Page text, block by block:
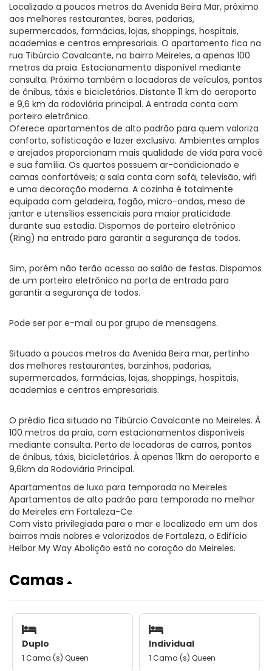
Localizado a poucos metros da Avenida Beira Mar, próximo
aos melhores restaurantes, bares, padarias,
supermercados, farmácias, lojas, shoppings, hospitais,
academias e centros empresariais. O apartamento fica na
rua Tibúrcio Cavalcante, no bairro Meireles, a apenas 100
metros da praia. Estacionamento disponível mediante
consulta. Próximo também a locadoras de veículos, pontos
de ônibus, táxis e bicicletários. Distante 11 km do aeroporto
e 9,6 km da rodoviária principal. A entrada conta com
porteiro eletrônico.
Oferece apartamentos de alto padrão para quem valoriza
conforto, sofisticação e lazer exclusivo. Ambientes amplos
e arejados proporcionam mais qualidade de vida para você
e sua família. Os quartos possuem ar-condicionado e
camas confortáveis; a sala conta com sofá, televisão, wifi
e uma decoração moderna. A cozinha é totalmente
equipada com geladeira, fogão, micro-ondas, mesa de
jantar e utensílios essenciais para maior praticidade
durante sua estadia. Dispomos de porteiro eletrônico
(Ring) na entrada para garantir a segurança de todos.
Sim, porém não terão acesso ao salão de festas. Dispomos
de um porteiro eletrônico na porta de entrada para
garantir a segurança de todos.
Pode ser por e-mail ou por grupo de mensagens.
Situado a poucos metros da Avenida Beira mar, pertinho
dos melhores restaurantes, barzinhos, padarias,
supermercados, farmácias, lojas, shoppings, hospitais,
academias e centros empresariais.
O prédio fica situado na Tibúrcio Cavalcante no Meireles. À
100 metros da praia, com estacionamentos disponíveis
mediante consulta. Perto de locadoras de carros, pontos
de ônibus, táxis, bicicletários. À apenas 11km do aeroporto e
9,6km da Rodoviária Principal.
Apartamentos de luxo para temporada no Meireles
Apartamentos de alto padrão para temporada no melhor
do Meireles em Fortaleza-Ce
Com vista privilegiada para o mar e localizado em um dos
bairros mais nobres e valorizados de Fortaleza, o Edifício
Helbor My Way Abolição está no coração do Meireles.
Camas
Duplo
1 Cama (s) Queen
Individual
1 Cama (s) Queen